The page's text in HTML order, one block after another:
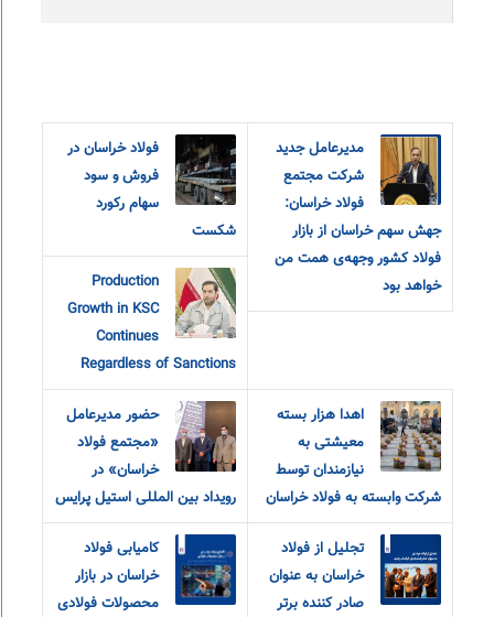
مدیرعامل جدید
شرکت مجتمع
فولاد خراسان:
جهش سهم خراسان از بازار
فولاد کشور وجهه‌ی همت من
خواهد بود
فولاد خراسان در
فروش و سود
سهام رکورد
شکست
Production
Growth in KSC
Continues
Regardless of Sanctions
اهدا هزار بسته
معیشتی به
نیازمندان توسط
شرکت وابسته به فولاد خراسان
حضور مدیرعامل
«مجتمع فولاد
خراسان» در
رویداد بین المللی استیل پرایس
تجلیل از فولاد
خراسان به عنوان
صادر کننده برتر
کامیابی فولاد
خراسان در بازار
محصولات فولادی